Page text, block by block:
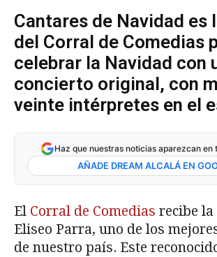
Cantares de Navidad es
del Corral de Comedias
celebrar la Navidad con
concierto original, con
veinte intérpretes en el
Haz que nuestras noticias aparezcan en
AÑADE DREAM ALCALÁ EN
El Corral de Comedias recibe
Eliseo Parra, uno de los
de nuestro país. Este